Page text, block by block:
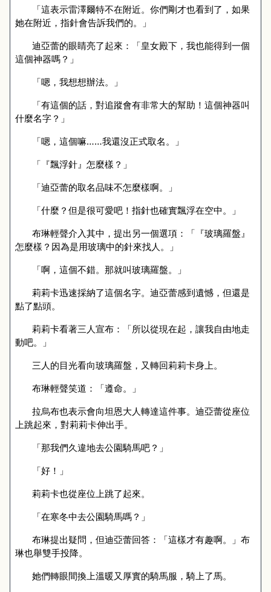
「這表示雷澤爾特不在附近。你們剛才也看到了，如果
她在附近，指針會告訴我們的。」
迪亞蕾的眼睛亮了起來：
「皇女殿下，我也能得到一個
這個神器嗎？」
「嗯，我想想辦法。」
「有這個的話，對追蹤會有非常大的幫助！這個神器叫
什麼名字？」
「嗯，這個嘛……我還沒正式取名。」
「『飄浮針』怎麼樣？」
「迪亞蕾的取名品味不怎麼樣啊。」
「什麼？但是很可愛吧！指針也確實飄浮在空中。」
布琳輕聲介入其中，提出另一個選項：「『玻璃羅盤』
怎麼樣？因為是用玻璃中的針來找人。」
「啊，這個不錯。那就叫玻璃羅盤。」
莉莉卡迅速採納了這個名字。迪亞蕾感到遺憾，但還是
點了點頭。
莉莉卡看著三人宣布：「所以從現在起，讓我自由地走
動吧。」
三人的目光看向玻璃羅盤，又轉回莉莉卡身上。
布琳輕聲笑道：「遵命。」
拉烏布也表示會向坦恩大人轉達這件事。迪亞蕾從座位
上跳起來，對莉莉卡伸出手。
「那我們久違地去公園騎馬吧？」
「好！」
莉莉卡也從座位上跳了起來。
「在寒冬中去公園騎馬嗎？」
布琳提出疑問，但迪亞蕾回答：「這樣才有趣啊。」布
琳也舉雙手投降。
她們轉眼間換上溫暖又厚實的騎馬服，騎上了馬。